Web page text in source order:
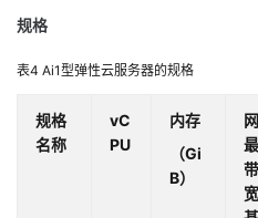
规格
表4Ai1型弹性云服务器的规格
规格
名称
vC
PU
内存
（Gi
B）
带